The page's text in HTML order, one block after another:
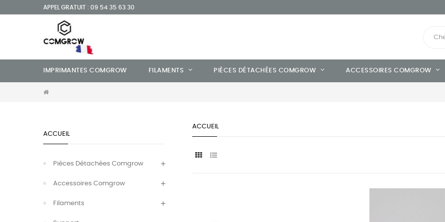
APPEL GRATUIT : 09 54 35 63 30
IMPRIMANTES COMGROW FILAMENTS PIÈCES DÉTACHÉES COMGROW ACCESSOIRES COMGROW
ACCUEIL
Pièces Détachées Comgrow
Accessoires Comgrow
Filaments
ACCUEIL